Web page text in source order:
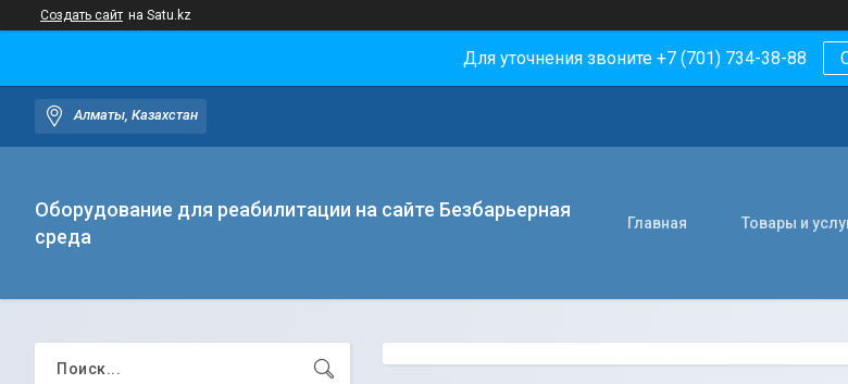
Создать сайт на Satu.kz
Для уточнения звоните +7 (701) 734-38-88
Алматы, Казахстан
Оборудование для реабилитации на сайте Безбарьерная
среда
Главная Товары и